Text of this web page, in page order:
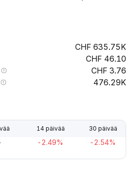
635.75K
46.10
3.76
476.29K
14 päivää 30 päivää
-2.49% -2.54%